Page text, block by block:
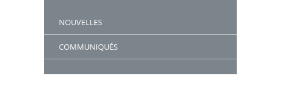
NOUVELLES
COMMUNIQUÉS